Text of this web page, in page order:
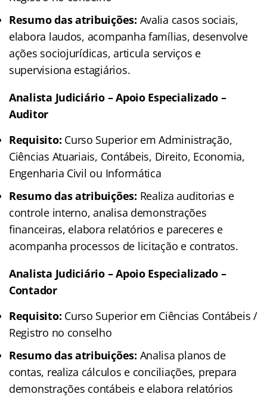
Resumo das atribuições: Avalia casos sociais,
elabora laudos, acompanha famílias, desenvolve
ações sociojurídicas, articula serviços e
supervisiona estagiários.
Analista Judiciário – Apoio Especializado –
Auditor
Requisito: Curso Superior em Administração,
Ciências Atuariais, Contábeis, Direito, Economia,
Engenharia Civil ou Informática
Resumo das atribuições: Realiza auditorias e
controle interno, analisa demonstrações
financeiras, elabora relatórios e pareceres e
acompanha processos de licitação e contratos.
Analista Judiciário – Apoio Especializado –
Contador
Requisito: Curso Superior em Ciências Contábeis /
Registro no conselho
Resumo das atribuições: Analisa planos de
contas, realiza cálculos e conciliações, prepara
demonstrações contábeis e elabora relatórios